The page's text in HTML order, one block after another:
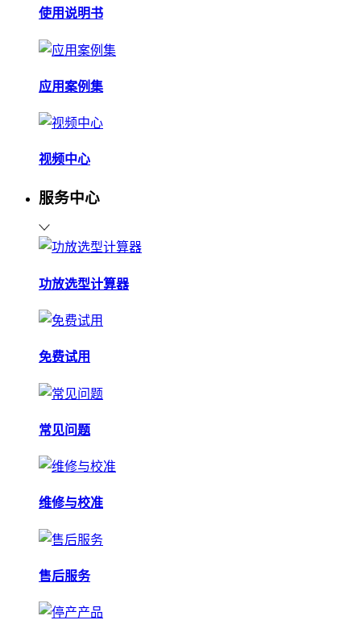
使用说明书
应用案例集
视频中心
服务中心
功放选型计算器
免费试用
常见问题
维修与校准
售后服务